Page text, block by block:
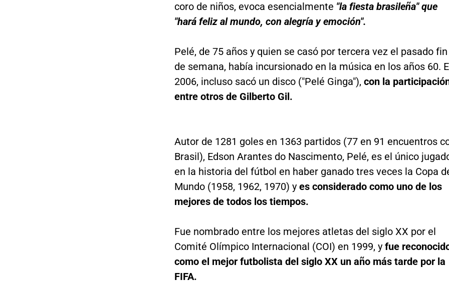
coro de niños, evoca esencialmente "la fiesta brasileña" que
"hará feliz al mundo, con alegría y emoción".
Pelé, de 75 años y quien se casó por tercera vez el pasado fin
de semana, había incursionado en la música en los años 60.
2006, incluso sacó un disco ("Pelé Ginga"), con la
entre otros de Gilberto Gil.
Autor de 1281 goles en 1363 partidos (77 en 91 encuentros
Brasil), Edson Arantes do Nascimento, Pelé, es el único
en la historia del fútbol en haber ganado tres veces la Copa
Mundo (1958, 1962, 1970) yes considerado como uno de los
mejores de todos los tiempos.
Fue nombrado entre los mejores atletas del siglo XX por el
Comité Olímpico Internacional (COI) en 1999, yfue
como el mejor futbolista del siglo XX un año más tarde por la
FIFA.